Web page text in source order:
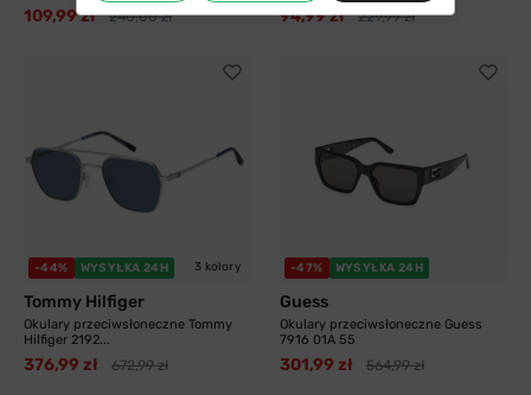
109,99 zł 240,00 zł 94,99 zł 229,99 zł
-44% WYSYŁKA 24H 3 kolory
Tommy Hilfiger
Okulary przeciwsłoneczne Tommy
Hilfiger 2192...
376,99 zł 672,99 zł
-47% WYSYŁKA 24H
Guess
Okulary przeciwsłoneczne Guess
7916 01A 55
301,99 zł 564,99 zł